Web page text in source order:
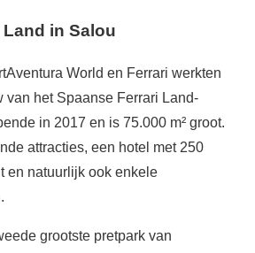
in Salou
World en Ferrari werkten
van het Spaanse Ferrari Land-
in 2017 en is 75.000 m² groot.
attracties, een hotel met 250
en natuurlijk ook enkele
grootste pretpark van